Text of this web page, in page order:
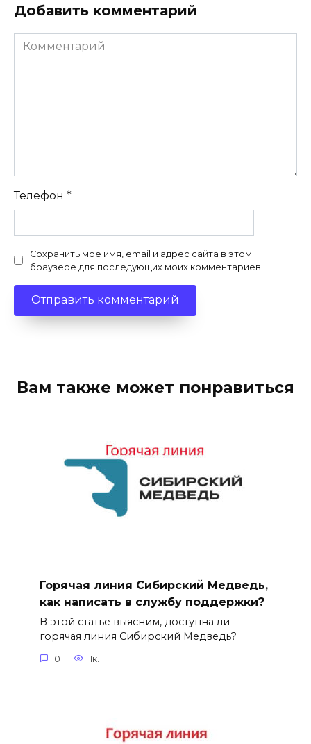
Добавить комментарий
Комментарий
Телефон *
Сохранить моё имя, email и адрес сайта в этом
браузере для последующих моих комментариев.
Вам также может понравиться
Горячая линия Сибирский Медведь,
как написать в службу поддержки?
В этой статье выясним, доступна ли
горячая линия Сибирский Медведь?
0 1к.